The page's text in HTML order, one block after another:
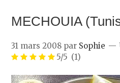
MECHOUIA
31 mars 2008 par Sophie
5/5 (1)